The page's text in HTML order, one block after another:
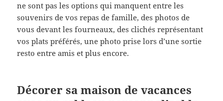
ne sont pas les options qui manquent entre les
souvenirs de vos repas de famille, des photos de
vous devant les fourneaux, des clichés représentant
vos plats préférés, une photo prise lors d’une sortie
resto entre amis et plus encore.
Décorer sa maison de vacances